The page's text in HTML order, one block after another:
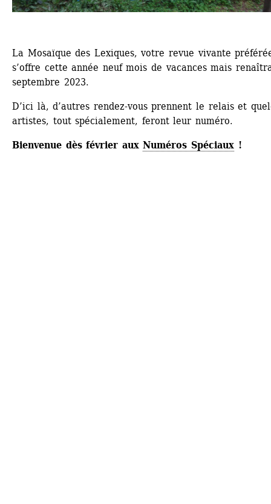
La Mosaïque des Lexiques, votre revue vivante
s’offre cette année neuf mois de vacances mais
septembre 2023.
D’ici là, d’autres rendez-vous prennent le relais et
artistes, tout spécialement, feront leur numéro.
Bienvenue dès février aux Numéros Spéciaux !